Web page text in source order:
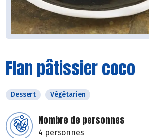
Flan pâtissier coco
Dessert Végétarien
Nombre de personnes
4 personnes